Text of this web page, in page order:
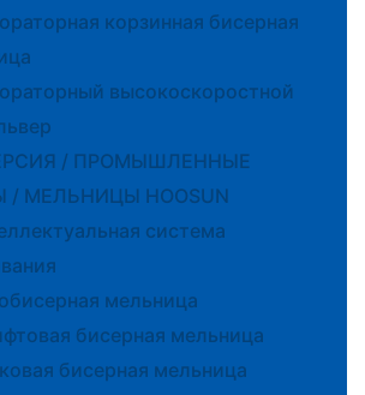
корзинная бисерная
высокоскоростной
/ ПРОМЫШЛЕННЫЕ
МЕЛЬНИЦЫ HOOSUN
система
мельница
бисерная мельница
бисерная мельница